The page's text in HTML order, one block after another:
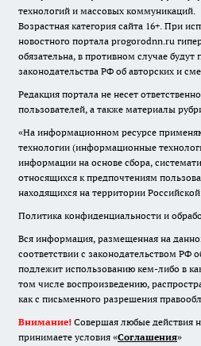
технологий и массовых коммуникаций.
Возрастная категория сайта 16+. При
новостного портала progorodnn.ru
обязательна, в противном случае
законодательства РФ об авторских и
Редакция портала не несет
пользователей, а также материалы
«На информационном ресурсе
технологии (информационные
информации на основе сбора,
относящихся к предпочтениям
находящихся на территории
Политика конфиденциальности и
Вся информация, размещенная на
соответствии с законодательством РФ
подлежит использованию кем-либо в
том числе воспроизведению,
как с письменного разрешения
Внимание! Совершая любые действия
принимаете условия «Cоглашения»